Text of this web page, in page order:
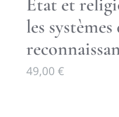
les systèmes
49,00 €